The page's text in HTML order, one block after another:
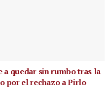
a quedar sin rumbo tras la
por el rechazo a Pirlo